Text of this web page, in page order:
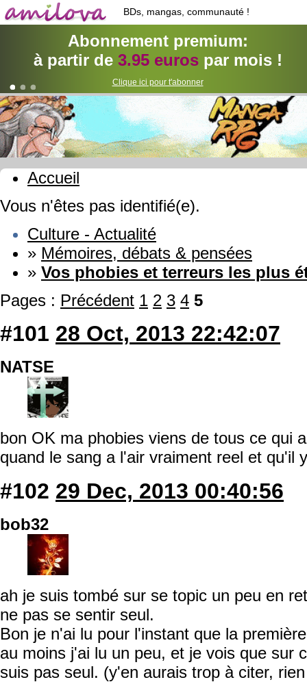
BDs, mangas, communauté !
Abonnement premium:
à partir de 3.95 eurospar mois !
Clique ici pour t'abonner
Accueil
Vous n'êtes pas identifié(e).
Culture - Actualité
» Mémoires, débats & pensées
» Vos phobies et terreurs les plus
Pages : Précédent 1 2 3 4 5
#101 28 Oct, 2013 22:42:07
NATSE
bon OK ma phobies viens de tous ce qui
quand le sang a l'air vraiment reel et qu'il
#102 29 Dec, 2013 00:40:56
bob32
ah je suis tombé sur se topic un peu en
ne pas se sentir seul.
Bon je n'ai lu pour l'instant que la
au moins j'ai lu un peu, et je vois que sur
suis pas seul. (y'en aurais trop à citer,